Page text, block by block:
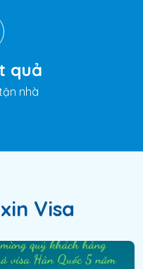
quả
nhà
Visa